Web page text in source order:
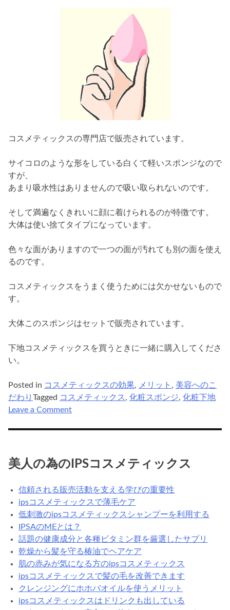
コスメティックスの専門店で販売されています。
サイコロのような形をしている白くて軽いスポンジなので
すが、
あまり吸水性はありませんので吸い取られないのです。
そして満遍なくきれいに顔に着けられるのが特徴です。
大体は使い捨てタイプになっています。
色々な面がありますので一つの面が汚れても別の面を使え
るのです。
コスメティックスをうまく使うためには欠かせないもので
す。
大体このスポンジはセットで販売されています。
下地コスメティックスを買うときに一緒に購入してくださ
い。
Posted in コスメティックスの効果, メリット , 美容へのこ
だわり Tagged コスメティックス , 化粧スポンジ, 化粧下地
Leave a Commenton
地
メ
テ
ィ
ッ
ク
ス
を
ス
ポ
ン
美人の為のIPSコスメティックス
信頼される販売活動を支える学びの重要性
ipsコスメティックスで薄毛ケア
低刺激のipsコスメティックスシャンプーを利用する
IPSAのMEとは？
話題の健康成分と各種ビタミン群を厳選したサプリ
乾燥から髪を守る椿油でヘアケア
肌の赤みが気になる方のipsコスメティックス
ipsコスメティックスで髪の毛を改善できます
クレンジングにホホバオイルを使うメリット
ipsコスメティックスはドリンクも出している